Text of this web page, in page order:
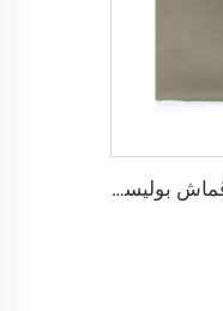
تاجر جملة قماش الثوب العربي للرجال قماش بوليستر مجوف قماش toyobo قميص ثوب عربي